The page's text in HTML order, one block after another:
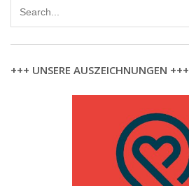
+++ UNSERE AUSZEICHNUNGEN +++